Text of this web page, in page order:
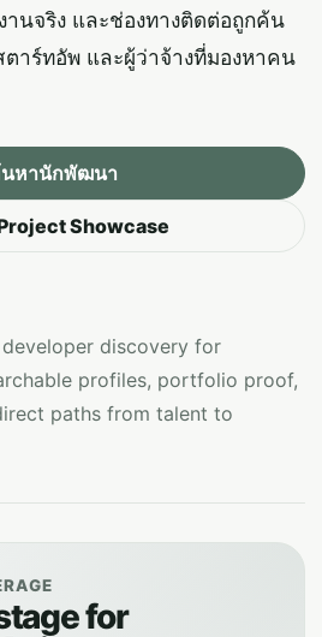
านจริง และช่องทางติดต่อถูกค้น
าร์ทอัพ และผู้ว่าจ้างที่มองหาคน
หานักพัฒนา
Showcase
discovery for
profiles, portfolio proof,
paths from talent to
for